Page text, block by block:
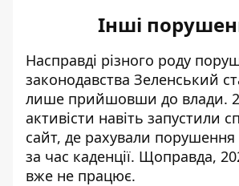
Інші
Насправді різного роду
законодавства Зеленський
лише прийшовши до влади.
активісти навіть запустили
сайт, де рахували порушення
за час каденції. Щоправда,
вже не працює.